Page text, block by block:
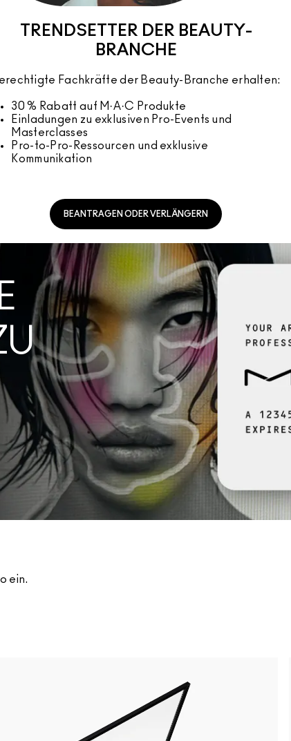
TRENDSETTER DER BEAUTY-
BRANCHE
Fachkräfte der Beauty-Branche erhalten:
30 % Rabatt auf M·A·C Produkte
Einladungen zu exklusiven Pro-Events und
Masterclasses
Pro-to-Pro-Ressourcen und exklusive
Kommunikation
BEANTRAGEN ODER VERLÄNGERN
ein.